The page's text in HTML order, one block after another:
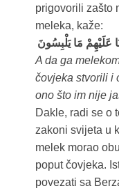
prigovorili zašto
meleka, kaže:
عَلَيْهِمْ مَا يَلْبِسُونَ
A da ga
čovjeka stvorili i
ono što im nije
Dakle, radi se o
zakoni svijeta u
melek morao
poput čovjeka.
povezati sa